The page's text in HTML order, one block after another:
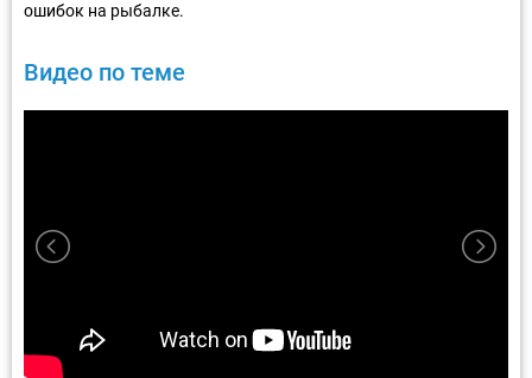
ошибок на рыбалке.
Видео по теме